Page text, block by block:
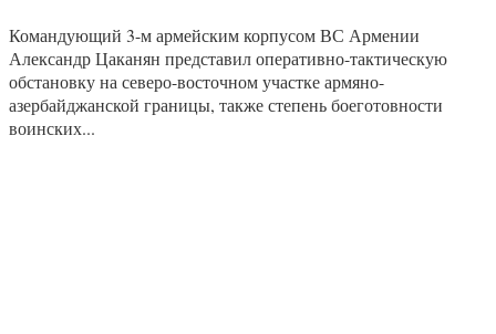
Командующий 3-м армейским корпусом ВС Армении
Александр Цаканян представил оперативно-тактическую
обстановку на северо-восточном участке армяно-
азербайджанской границы, также степень боеготовности
воинских...